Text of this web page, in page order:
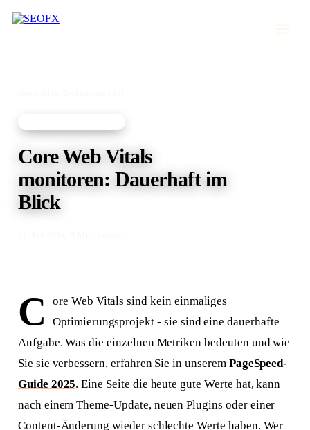
Core Web Vitals
monitoren: Dauerhaft im
Blick
C
ore Web Vitals sind kein einmaliges
Optimierungsprojekt - sie sind eine dauerhafte
Aufgabe. Was die einzelnen Metriken bedeuten und wie
Sie sie verbessern, erfahren Sie in unserem PageSpeed-
Guide 2025. Eine Seite die heute gute Werte hat, kann
nach einem Theme-Update, neuen Plugins oder einer
Content-Änderung wieder schlechte Werte haben. Wer